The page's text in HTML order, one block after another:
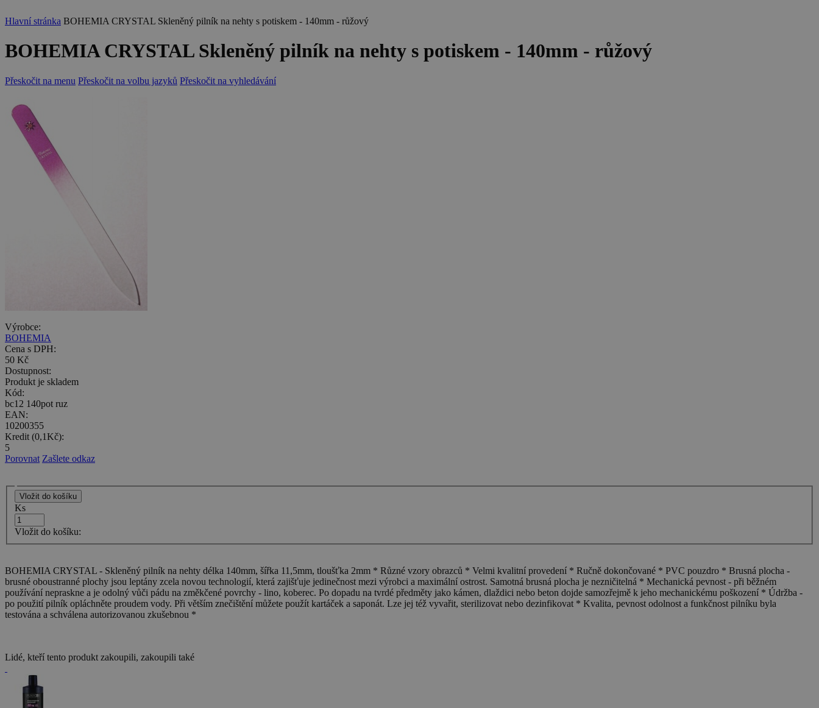
Hlavní stránka BOHEMIA CRYSTAL Skleněný pilník na nehty s potiskem - 140mm - růžový
BOHEMIA CRYSTAL Skleněný pilník na nehty s potiskem - 140mm - růžový
Přeskočit na menu Přeskočit na volbu jazyků Přeskočit na vyhledávání
Výrobce:
BOHEMIA
Cena s DPH:
50 Kč
Dostupnost:
Produkt je skladem
Kód:
bc12 140pot ruz
EAN:
10200355
Kredit (0,1Kč):
5
Porovnat Zašlete odkaz
Ks
Vložit do košíku:
BOHEMIA CRYSTAL - Skleněný pilník na nehty délka 140mm, šířka 11,5mm, tloušťka 2mm * Různé vzory obrazců * Velmi kvalitní provedení * Ručně dokončované * PVC pouzdro * Brusná plocha -
brusné oboustranné plochy jsou leptány zcela novou technologií, která zajišťuje jedinečnost mezi výrobci a maximální ostrost. Samotná brusná plocha je nezničitelná * Mechanická pevnost - při běžném
používání nepraskne a je odolný vůči pádu na změkčené povrchy - lino, koberec. Po dopadu na tvrdé předměty jako kámen, dlaždici nebo beton dojde samozřejmě k jeho mechanickému poškození * Údržba -
po použití pilník opláchněte proudem vody. Při větším znečištění můžete použít kartáček a saponát. Lze jej též vyvařit, sterilizovat nebo dezinfikovat * Kvalita, pevnost odolnost a funkčnost pilníku byla
testována a schválena autorizovanou zkušebnou *
Lidé, kteří tento produkt zakoupili, zakoupili také